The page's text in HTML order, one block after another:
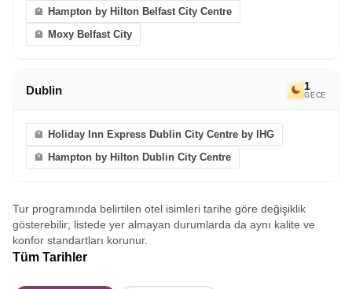
Hampton by Hilton Belfast City Centre
Moxy Belfast City
Dublin 1
GECE
Holiday Inn Express Dublin City Centre by IHG
Hampton by Hilton Dublin City Centre
Tur programında belirtilen otel isimleri tarihe göre değişiklik
gösterebilir; listede yer almayan durumlarda da aynı kalite ve
konfor standartları korunur.
Tüm Tarihler